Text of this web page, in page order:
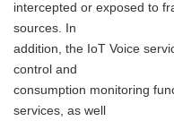
intercepted or exposed to
sources. In
addition, the IoT Voice
control and
consumption monitoring
services, as well